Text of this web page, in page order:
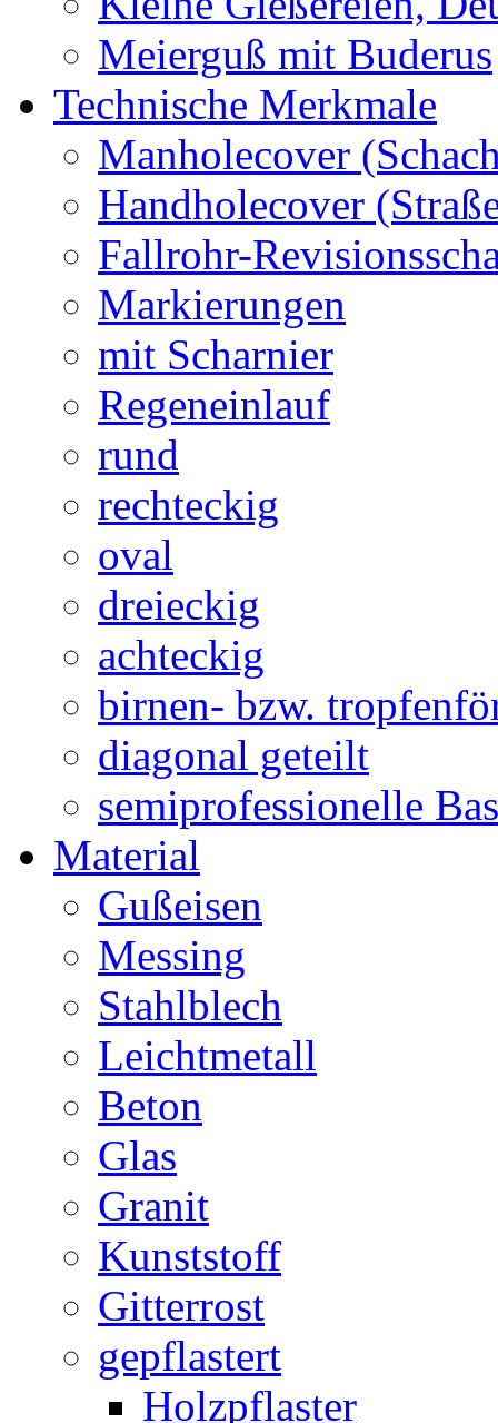
Meierguß mit Buderus
Technische Merkmale
Manholecover
Handholecover
Fallrohr-
Markierungen
mit Scharnier
Regeneinlauf
rund
rechteckig
oval
dreieckig
achteckig
birnen- bzw.
diagonal geteilt
semiprofessionelle
Material
Gußeisen
Messing
Stahlblech
Leichtmetall
Beton
Glas
Granit
Kunststoff
Gitterrost
gepflastert
Holzpflaster